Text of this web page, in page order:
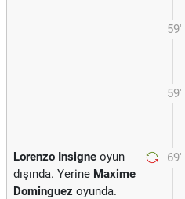
59'
59'
69'
Lorenzo Insigne oyun
dışında. Yerine Maxime
Dominguez oyunda.